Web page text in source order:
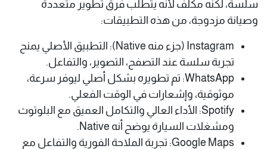
سلسة، لكنه مكلف لأنه يتطلب فرق تطوير متعددة
وصيانة مزدوجة، من هذه التطبيقات:
Instagram (جزء منه Native): التطبيق الأصلي يمنح
تجربة سلسة عند التصفح، التصوير، والتفاعل.
WhatsApp: تم تطويره بشكل أصلي ليوفر سرعة،
موثوقية، وإشعارات في الوقت الفعلي.
Spotify: الأداء العالي والتكامل العميق مع البلوتوث
ومشغلات السيارة يوضح أنه Native.
Google Maps: تجربة الملاحة الفورية والتفاعل مع